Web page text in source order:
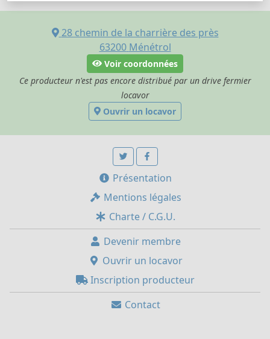
28 chemin de la charrière des près
63200 Ménétrol
Voir coordonnées
Ce producteur n'est pas encore distribué par un drive fermier
locavor
Ouvrir un locavor
Présentation
Mentions légales
Charte / C.G.U.
Devenir membre
Ouvrir un locavor
Inscription producteur
Contact